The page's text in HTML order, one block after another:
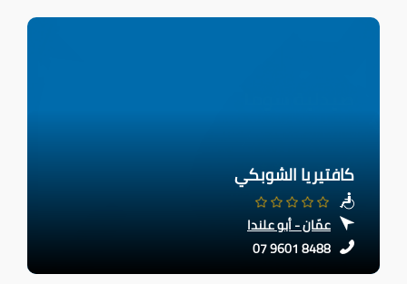
كافتيريا الشوبكي
عمّان - أبو علندا
07 9601 8488